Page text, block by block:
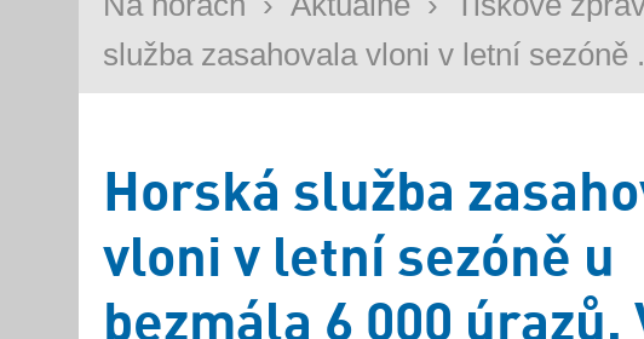
služba zasahovala vloni v letní sezóně
Horská služba
vloni v letní sezóně u
bezmála 6 000 úrazů.